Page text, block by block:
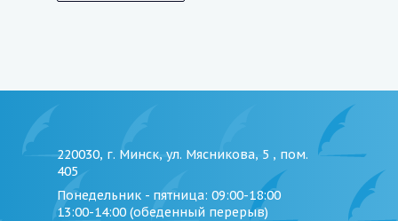
220030, г. Минск, ул. Мясникова, 5 , пом.
405
Понедельник - пятница: 09:00-18:00
13:00-14:00 (обеденный перерыв)